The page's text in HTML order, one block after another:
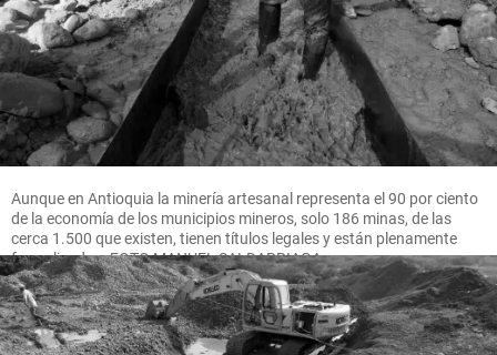
Aunque en Antioquia la minería artesanal representa el 90 por ciento
de la economía de los municipios mineros, solo 186 minas, de las
cerca 1.500 que existen, tienen títulos legales y están plenamente
formalizadas. FOTO MANUEL SALDARRIAGA